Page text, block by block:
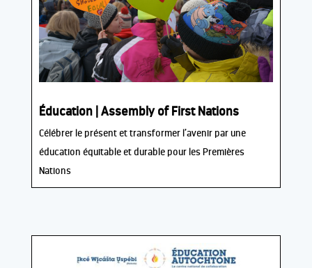
Éducation | Assembly of First Nations
Célébrer le présent et transformer l’avenir par une
éducation équitable et durable pour les Premières
Nations